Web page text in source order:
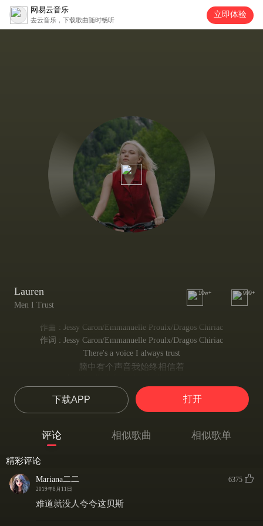
网易云音乐
去云音乐，下载歌曲随时畅听
立即体验
Lauren
Men I Trust
10w+ 999+
作曲 : Jessy Caron/Emmanuelle Proulx/Dragos Chiriac
作词 : Jessy Caron/Emmanuelle Proulx/Dragos Chiriac
There's a voice I always trust
脑中有个声音我始终相信着
其友好的指引着我 告诉我
I must
必须得离开了
因为我不能永远停留在这
Cause I can't stay forever
下载APP 打开
评论 相似歌曲 相似歌单
精彩评论
Mariana二二
2019年8月11日
6375
难道就没人夸夸这贝斯